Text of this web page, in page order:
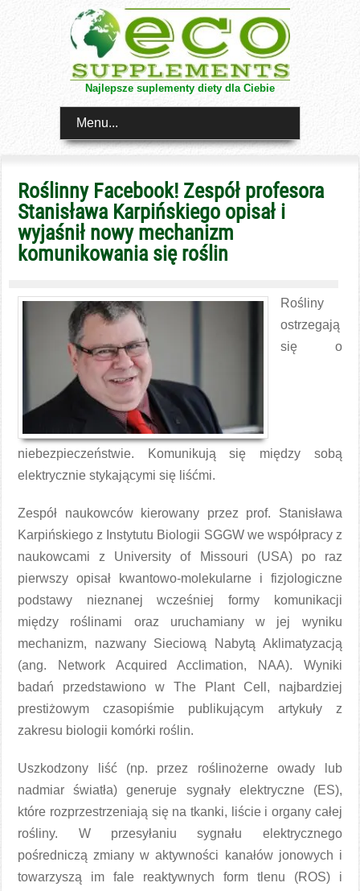
Najlepsze suplementy diety dla Ciebie
Menu...
Roślinny Facebook! Zespół profesora
Stanisława Karpińskiego opisał i
wyjaśnił nowy mechanizm
komunikowania się roślin
Rośliny
ostrzegają
się o
niebezpieczeństwie. Komunikują się między sobą
elektrycznie stykającymi się liśćmi.
Zespół naukowców kierowany przez prof. Stanisława
Karpińskiego z Instytutu Biologii SGGW we współpracy z
naukowcami z University of Missouri (USA) po raz
pierwszy opisał kwantowo-molekularne i fizjologiczne
podstawy nieznanej wcześniej formy komunikacji
między roślinami oraz uruchamiany w jej wyniku
mechanizm, nazwany Sieciową Nabytą Aklimatyzacją
(ang. Network Acquired Acclimation, NAA). Wyniki
badań przedstawiono w The Plant Cell, najbardziej
prestiżowym czasopiśmie publikującym artykuły z
zakresu biologii komórki roślin.
Uszkodzony liść (np. przez roślinożerne owady lub
nadmiar światła) generuje sygnały elektryczne (ES),
które rozprzestrzeniają się na tkanki, liście i organy całej
rośliny. W przesyłaniu sygnału elektrycznego
pośredniczą zmiany w aktywności kanałów jonowych i
towarzyszą im fale reaktywnych form tlenu (ROS) i